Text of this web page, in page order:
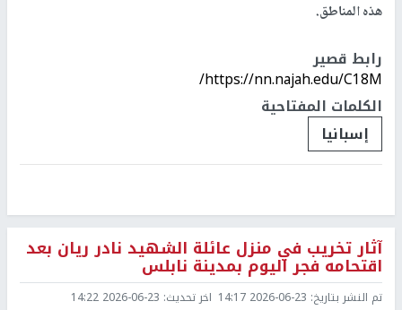
هذه المناطق.
رابط قصير
https://nn.najah.edu/C18M/
الكلمات المفتاحية
إسبانيا
آثار تخريب في منزل عائلة الشهيد نادر ريان بعد
اقتحامه فجر اليوم بمدينة نابلس
تم النشر بتاريخ: 2026-06-23 14:17 اخر تحديث: 2026-06-23 14:22